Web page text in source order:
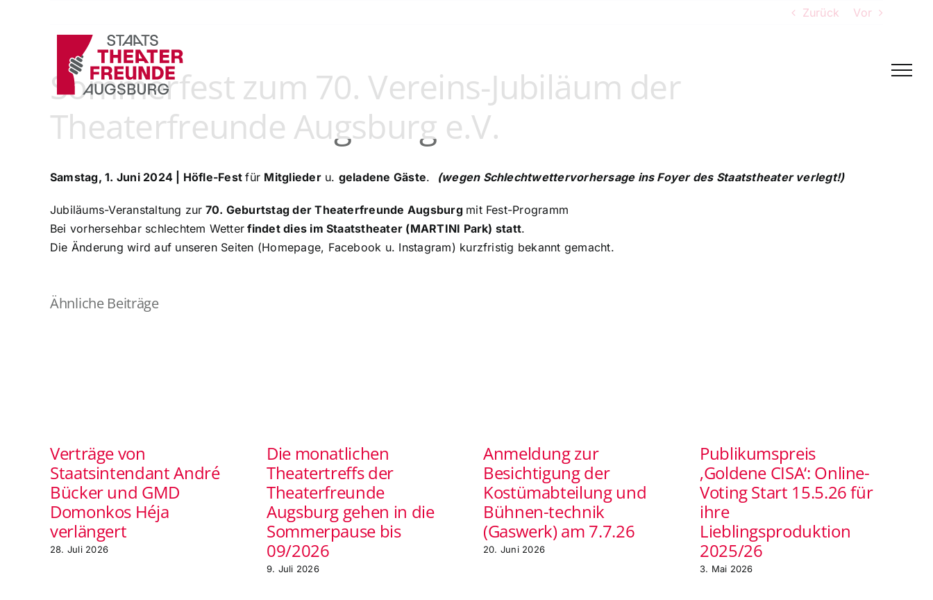
Zurück Vor
Sommerfest zum 70. Vereins-Jubiläum der
Theaterfreunde Augsburg e.V.
Samstag, 1. Juni 2024 | Höfle-Festfür Mitgliederu. geladene Gäste. (wegen Schlechtwettervorhersage ins Foyer des Staatstheater verlegt!)
Jubiläums-Veranstaltung zur 70. Geburtstag der Theaterfreunde Augsburg mit Fest-Programm
Bei vorhersehbar schlechtem Wetter findet dies im Staatstheater (MARTINI Park) statt.
Die Änderung wird auf unseren Seiten (Homepage, Facebook u. Instagram) kurzfristig bekannt gemacht.
Ähnliche Beiträge
Verträge von
Staatsintendant André
Bücker und GMD
Domonkos Héja
verlängert
28. Juli 2026
Die monatlichen
Theatertreffs der
Theaterfreunde
Augsburg gehen in die
Sommerpause bis
09/2026
9. Juli 2026
Anmeldung zur
Besichtigung der
Kostümabteilung und
Bühnen-technik
(Gaswerk) am 7.7.26
20. Juni 2026
Publikumspreis
‚Goldene CISA‘: Online-
Voting Start 15.5.26 für
ihre
Lieblingsproduktion
2025/26
3. Mai 2026